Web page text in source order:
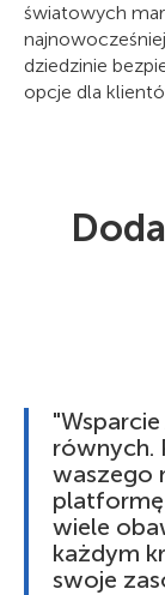
światowych
dziedzinie
opcje dla
równych.
waszego
wiele
każdym
swoje